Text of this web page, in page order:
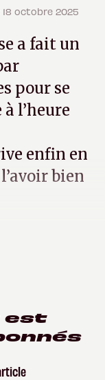
18 octobre 2025
a fait un
pour se
l’heure
enfin en
bien
est